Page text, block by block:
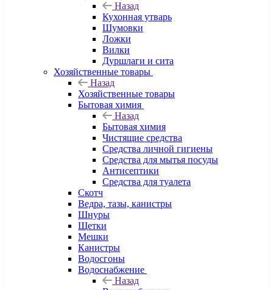
Назад
Кухонная утварь
Шумовки
Ложки
Вилки
Дуршлаги и сита
Хозяйственные товары
Назад
Хозяйственные товары
Бытовая химия
Назад
Бытовая химия
Чистящие средства
Средства личной гигиены
Средства для мытья посуды
Антисептики
Средства для туалета
Скотч
Ведра, тазы, канистры
Шнуры
Щетки
Мешки
Канистры
Водосгоны
Водоснабжение
Назад